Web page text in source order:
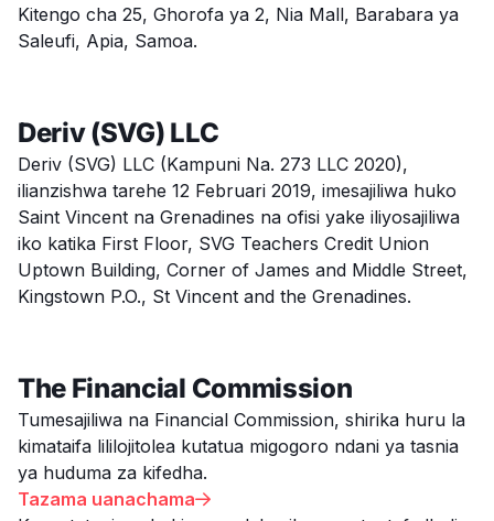
Kitengo cha 25, Ghorofa ya 2, Nia Mall, Barabara ya
Saleufi, Apia, Samoa.
Deriv (SVG) LLC
Deriv (SVG) LLC (Kampuni Na. 273 LLC 2020),
ilianzishwa tarehe 12 Februari 2019, imesajiliwa huko
Saint Vincent na Grenadines na ofisi yake iliyosajiliwa
iko katika First Floor, SVG Teachers Credit Union
Uptown Building, Corner of James and Middle Street,
Kingstown P.O., St Vincent and the Grenadines.
The Financial Commission
Tumesajiliwa na Financial Commission, shirika huru la
kimataifa lililojitolea kutatua migogoro ndani ya tasnia
ya huduma za kifedha.
Tazama uanachama